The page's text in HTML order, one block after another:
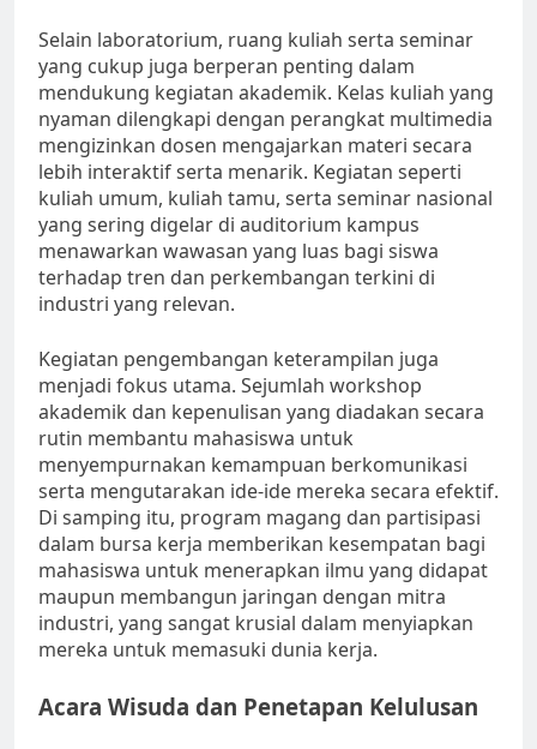
Selain laboratorium, ruang kuliah serta seminar
yang cukup juga berperan penting dalam
mendukung kegiatan akademik. Kelas kuliah yang
nyaman dilengkapi dengan perangkat multimedia
mengizinkan dosen mengajarkan materi secara
lebih interaktif serta menarik. Kegiatan seperti
kuliah umum, kuliah tamu, serta seminar nasional
yang sering digelar di auditorium kampus
menawarkan wawasan yang luas bagi siswa
terhadap tren dan perkembangan terkini di
industri yang relevan.
Kegiatan pengembangan keterampilan juga
menjadi fokus utama. Sejumlah workshop
akademik dan kepenulisan yang diadakan secara
rutin membantu mahasiswa untuk
menyempurnakan kemampuan berkomunikasi
serta mengutarakan ide-ide mereka secara efektif.
Di samping itu, program magang dan partisipasi
dalam bursa kerja memberikan kesempatan bagi
mahasiswa untuk menerapkan ilmu yang didapat
maupun membangun jaringan dengan mitra
industri, yang sangat krusial dalam menyiapkan
mereka untuk memasuki dunia kerja.
Acara Wisuda dan Penetapan Kelulusan